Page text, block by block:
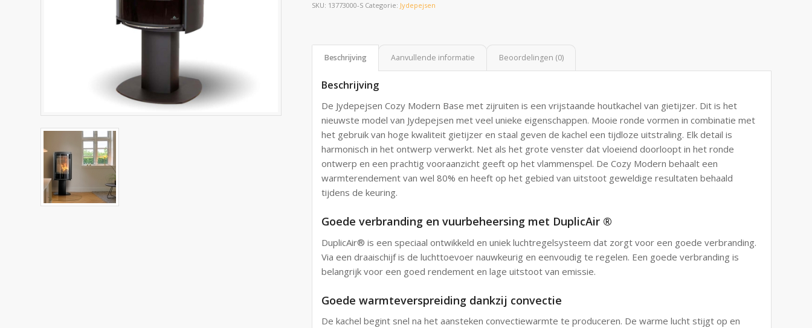
SKU: 13773000-S Categorie: Jydepejsen
Beschrijving Aanvullende informatie Beoordelingen (0)
Beschrijving
De Jydepejsen Cozy Modern Base met zijruiten is een vrijstaande houtkachel van gietijzer. Dit is het
nieuwste model van Jydepejsen met veel unieke eigenschappen. Mooie ronde vormen in combinatie met
het gebruik van hoge kwaliteit gietijzer en staal geven de kachel een tijdloze uitstraling. Elk detail is
harmonisch in het ontwerp verwerkt. Net als het grote venster dat vloeiend doorloopt in het ronde
ontwerp en een prachtig vooraanzicht geeft op het vlammenspel. De Cozy Modern behaalt een
warmterendement van wel 80% en heeft op het gebied van uitstoot geweldige resultaten behaald
tijdens de keuring.
Goede verbranding en vuurbeheersing met DuplicAir ®
DuplicAir® is een speciaal ontwikkeld en uniek luchtregelsysteem dat zorgt voor een goede verbranding.
Via een draaischijf is de luchttoevoer nauwkeurig en eenvoudig te regelen. Een goede verbranding is
belangrijk voor een goed rendement en lage uitstoot van emissie.
Goede warmteverspreiding dankzij convectie
De kachel begint snel na het aansteken convectiewarmte te produceren. De warme lucht stijgt op en